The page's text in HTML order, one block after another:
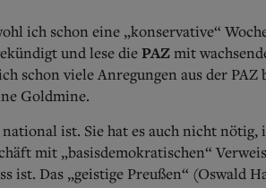
Leben
Geschichte
Ostpreußen
Pommern
Schlesien
Danzig und
Bücher
ich schon eine „konservative“
und lese diePAZmit
schon viele Anregungen aus der PAZ
Goldmine.
ist. Sie hat es auch nicht nötig,
mit „basisdemokratischen“
ist. Das „geistige Preußen“ (Oswald